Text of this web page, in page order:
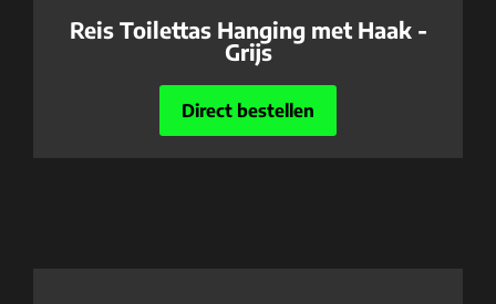
Reis Toilettas Hanging met Haak -
Grijs
Direct bestellen